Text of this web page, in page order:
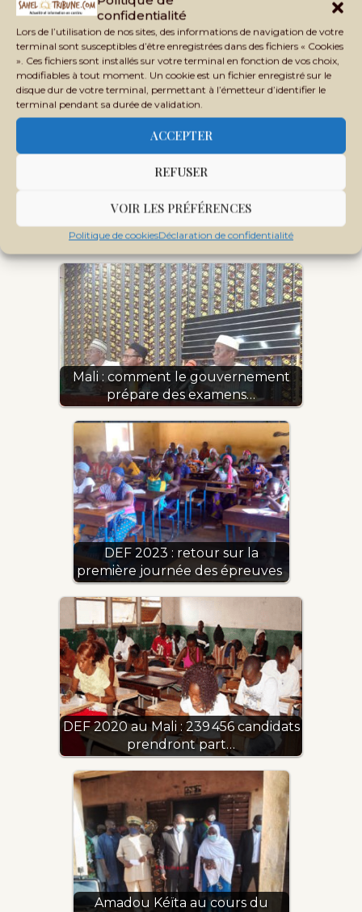
confidentialité
Lors de l’utilisation de nos sites, des informations de navigation de votre
terminal sont susceptibles d’être enregistrées dans des fichiers « Cookies
». Ces fichiers sont installés sur votre terminal en fonction de vos choix,
modifiables à tout moment. Un cookie est un fichier enregistré sur le
disque dur de votre terminal, permettant à l’émetteur d’identifier le
terminal pendant sa durée de validation.
ACCEPTER
REFUSER
VOIR LES PRÉFÉRENCES
Politique de cookiesDéclaration de confidentialité
Résultats DEF 2022 : 100 374
admis sur 209 705…
titulaires du…
Mali : comment le gouvernement
prépare des examens…
DEF 2023 : retour sur la
première journée des épreuves
DEF 2020 au Mali : 239 456 candidats
prendront part…
Amadou Kéïta au cours du